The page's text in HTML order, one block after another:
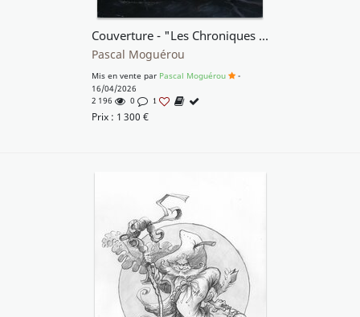
Couverture - "Les Chroniques de Vonia"
Pascal Moguérou
Mis en vente par Pascal Moguérou
-
16/04/2026
2 196
0 1
Prix : 1 300 €